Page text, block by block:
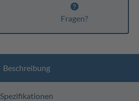
Fragen?
Beschreibung
Spezifikationen